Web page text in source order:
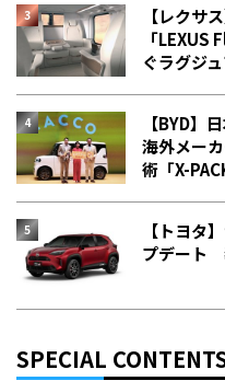
【レクサ
「
ぐラグジ
【BYD】
海外メー
術「X-
【トヨタ
プデート
SPECIAL